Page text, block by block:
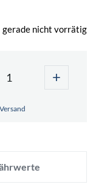
gerade nicht vorrätig
+
Versand